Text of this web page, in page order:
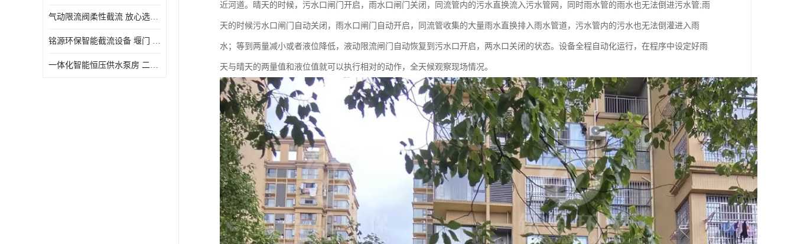
气动限流阀柔性截流 放心选购 控源截污铭源环保
铭源环保智能截流设备 堰门 铸铁调节闸门作用 源头商家 可定制
一体化智能恒压供水泵房 二次加压供水设备户外智慧泵房
近河道。晴天的时候，污水口闸门开启，雨水口闸门关闭，同流管内的污水直换流入污水管网，同时雨水管的雨水也无法倒进污水管;雨
天的时候污水口闸门自动关闭，雨水口闸门自动开启，同流管收集的大量雨水直换排入雨水管道，污水管内的污水也无法倒灌进入雨
水；等到两量减小或者液位降低，液动限流闸门自动恢复到污水口开启，两水口关闭的状态。设备全程自动化运行，在程序中设定好雨
天与晴天的两量值和液位值就可以执行相对的动作，全天候观察现场情况。